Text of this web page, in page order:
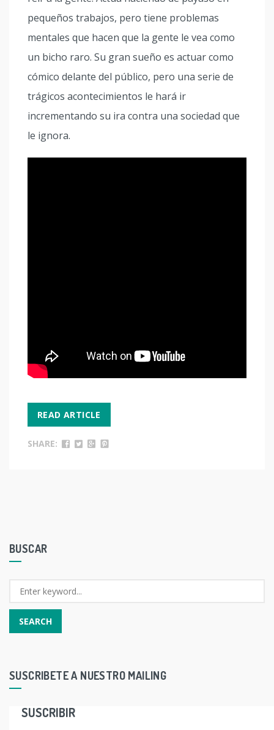
pequeños trabajos, pero tiene problemas
mentales que hacen que la gente le vea como
un bicho raro. Su gran sueño es actuar como
cómico delante del público, pero una serie de
trágicos acontecimientos le hará ir
incrementando su ira contra una sociedad que
le ignora.
READ ARTICLE
SHARE:
BUSCAR
SUSCRIBETE A NUESTRO MAILING
SUSCRIBIR